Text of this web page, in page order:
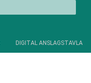
DIGITAL ANSLAGSTAVLA